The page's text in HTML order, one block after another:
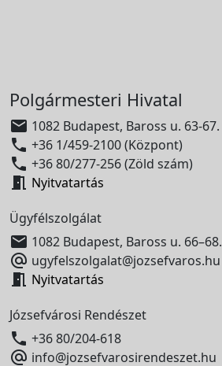
Polgármesteri Hivatal
 1082 Budapest, Baross u. 63-67.
 +36 1/459-2100 (Központ)
 +36 80/277-256 (Zöld szám)
 Nyitvatartás
Ügyfélszolgálat
 1082 Budapest, Baross u. 66–68.
 ugyfelszolgalat@jozsefvaros.hu
 Nyitvatartás
Józsefvárosi Rendészet
 +36 80/204-618
 info@jozsefvarosirendeszet.hu